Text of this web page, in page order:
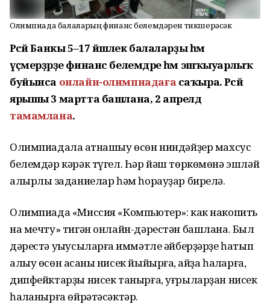
Олимпиада балаларҙың финанс белемдәрен тикшерәсәк
Рәсәй Банкы 5–17 йәшлек балаларҙы һәм
үҫмерҙәрҙе финанс белемдәре һәм эшҡыуарлыҡ
буйынса онлайн-олимпиадаға саҡыра. Рәсәй
ярышы 3 мартта башлана, 2 апрелдә
тамамлана.
Олимпиадала ҡатнашыу өсөн ниндәйҙер махсус
белемдәр кәрәк түгел. Һәр йәш төркөмөнә эшләй
алырлыҡ заданиелар һәм һорауҙар бирелә.
Олимпиада «Миссия «Компьютер»: как накопить
на мечту» тигән онлайн-дәрестән башлана. Был
дәрестә уҡыусыларға ҡиммәтле әйберҙәрҙе һатып
алыу өсөн аҡсаны нисек йыйырға, ҡайҙа һаҡларға,
дипфейктарҙы нисек танырға, уғрыларҙан нисек
һаҡланырға өйрәтәсәктәр.